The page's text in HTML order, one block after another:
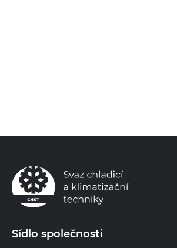
Sídlo společnosti